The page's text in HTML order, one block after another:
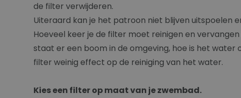
de filter verwijderen.
Uiteraard kan je het patroon niet blijven uitspoelen
Hoeveel keer je de filter moet reinigen en
staat er een boom in de omgeving, hoe is het water
filter weinig effect op de reiniging van het water.
Kies een filter op maat van je zwembad.